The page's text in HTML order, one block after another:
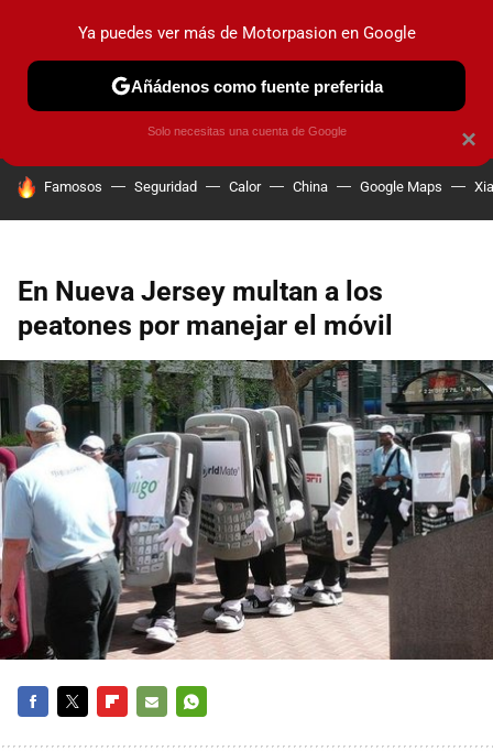
PRUEBAS COCHES ELÉCTRICOS OBSERVATORIO
HOY SE HABLA DE
Famosos Seguridad Calor China Google Maps
En Nueva Jersey multan a los
peatones por manejar el móvil
×
Ya puedes ver más de Motorpasion en Google
Añádenos como fuente preferida
Solo necesitas una cuenta de Google